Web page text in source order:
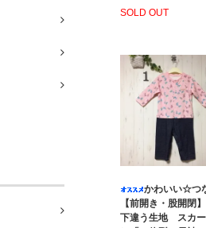
SOLD OUT
かわいい☆つ
【前開き・股開閉
下違う生地 スカ